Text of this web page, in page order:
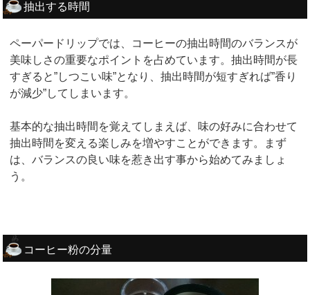
抽出する時間
ペーパードリップでは、コーヒーの抽出時間のバランスが
美味しさの重要なポイントを占めています。抽出時間が長
すぎると”しつこい味”となり、抽出時間が短すぎれば”香り
が減少”してしまいます。
基本的な抽出時間を覚えてしまえば、味の好みに合わせて
抽出時間を変える楽しみを増やすことができます。まず
は、バランスの良い味を惹き出す事から始めてみましょ
う。
コーヒー粉の分量